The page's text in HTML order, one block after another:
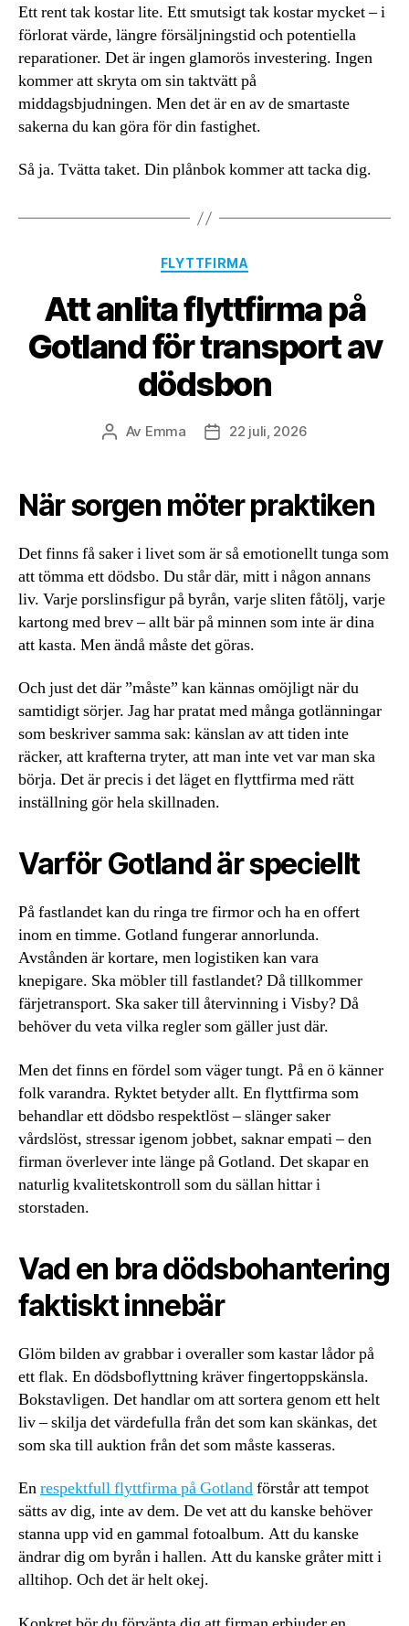
Ett rent tak kostar lite. Ett smutsigt tak kostar mycket – i
förlorat värde, längre försäljningstid och potentiella
reparationer. Det är ingen glamorös investering. Ingen
kommer att skryta om sin taktvätt på
middagsbjudningen. Men det är en av de smartaste
sakerna du kan göra för din fastighet.
Så ja. Tvätta taket. Din plånbok kommer att tacka dig.
Kategorier
FLYTTFIRMA
Att anlita flyttfirma på
Gotland för transport av
dödsbon
Inläggsförfattare
Av Emma Inläggsdatum
22 juli, 2026
När sorgen möter praktiken
Det finns få saker i livet som är så emotionellt tunga som
att tömma ett dödsbo. Du står där, mitt i någon annans
liv. Varje porslinsfigur på byrån, varje sliten fåtölj, varje
kartong med brev – allt bär på minnen som inte är dina
att kasta. Men ändå måste det göras.
Och just det där ”måste” kan kännas omöjligt när du
samtidigt sörjer. Jag har pratat med många gotlänningar
som beskriver samma sak: känslan av att tiden inte
räcker, att krafterna tryter, att man inte vet var man ska
börja. Det är precis i det läget en flyttfirma med rätt
inställning gör hela skillnaden.
Varför Gotland är speciellt
På fastlandet kan du ringa tre firmor och ha en offert
inom en timme. Gotland fungerar annorlunda.
Avstånden är kortare, men logistiken kan vara
knepigare. Ska möbler till fastlandet? Då tillkommer
färjetransport. Ska saker till återvinning i Visby? Då
behöver du veta vilka regler som gäller just där.
Men det finns en fördel som väger tungt. På en ö känner
folk varandra. Ryktet betyder allt. En flyttfirma som
behandlar ett dödsbo respektlöst – slänger saker
vårdslöst, stressar igenom jobbet, saknar empati – den
firman överlever inte länge på Gotland. Det skapar en
naturlig kvalitetskontroll som du sällan hittar i
storstaden.
Vad en bra dödsbohantering
faktiskt innebär
Glöm bilden av grabbar i overaller som kastar lådor på
ett flak. En dödsboflyttning kräver fingertoppskänsla.
Bokstavligen. Det handlar om att sortera genom ett helt
liv – skilja det värdefulla från det som kan skänkas, det
som ska till auktion från det som måste kasseras.
Enrespektfull flyttfirma på Gotlandförstår att tempot
sätts av dig, inte av dem. De vet att du kanske behöver
stanna upp vid en gammal fotoalbum. Att du kanske
ändrar dig om byrån i hallen. Att du kanske gråter mitt i
alltihop. Och det är helt okej.